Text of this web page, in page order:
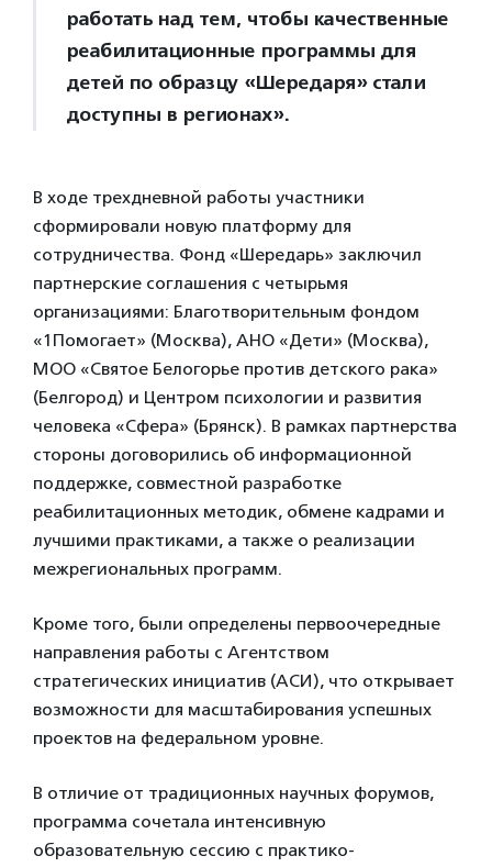
работать над тем, чтобы качественные
реабилитационные программы для
детей по образцу «Шередаря» стали
доступны в регионах».
В ходе трехдневной работы участники
сформировали новую платформу для
сотрудничества. Фонд «Шередарь» заключил
партнерские соглашения с четырьмя
организациями: Благотворительным фондом
«1Помогает» (Москва), АНО «Дети» (Москва),
МОО «Святое Белогорье против детского рака»
(Белгород) и Центром психологии и развития
человека «Сфера» (Брянск). В рамках партнерства
стороны договорились об информационной
поддержке, совместной разработке
реабилитационных методик, обмене кадрами и
лучшими практиками, а также о реализации
межрегиональных программ.
Кроме того, были определены первоочередные
направления работы с Агентством
стратегических инициатив (АСИ), что открывает
возможности для масштабирования успешных
проектов на федеральном уровне.
В отличие от традиционных научных форумов,
программа сочетала интенсивную
образовательную сессию с практико-